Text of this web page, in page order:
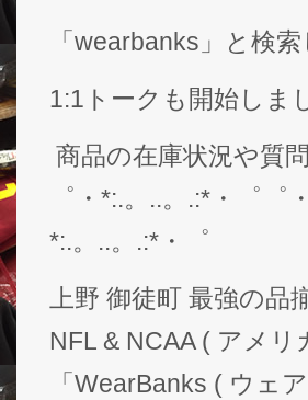
「wearbanks」と検
1:1トークも開始しま
商品の在庫状況や質
゜・*:.。..。.:*・゜゜
*:.。..。.:*・゜
上野 御徒町 最強の品
NFL & NCAA ( アメ
「WearBanks ( ウェ